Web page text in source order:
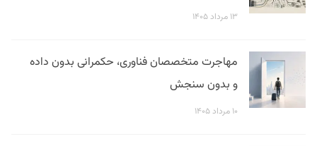
۱۳ مرداد ۱۴۰۵
مهاجرت متخصصان فناوری، حکمرانی بدون داده
و بدون سنجش
۱۰ مرداد ۱۴۰۵